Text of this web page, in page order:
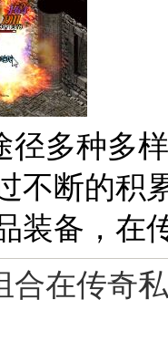
径多种多
不断的积
装备，在
合在传奇